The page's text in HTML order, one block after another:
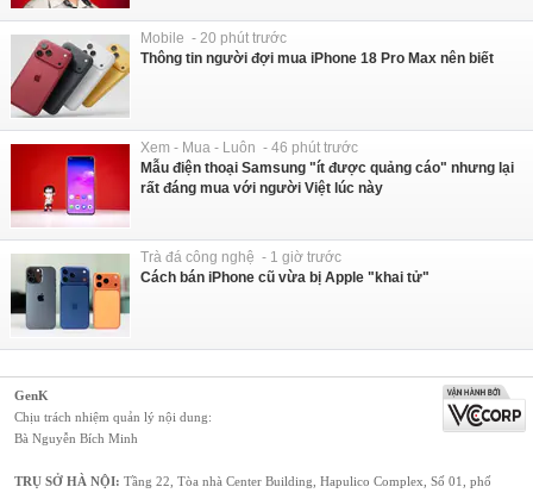
Mobile - 20 phút trước
Thông tin người đợi mua iPhone 18 Pro Max nên biết
Xem - Mua - Luôn - 46 phút trước
Mẫu điện thoại Samsung "ít được quảng cáo" nhưng lại
rất đáng mua với người Việt lúc này
Trà đá công nghệ - 1 giờ trước
Cách bán iPhone cũ vừa bị Apple "khai tử"
GenK
Chịu trách nhiệm quản lý nội dung:
Bà Nguyễn Bích Minh
TRỤ SỞ HÀ NỘI: Tầng 22, Tòa nhà Center Building, Hapulico Complex, Số 01, phố